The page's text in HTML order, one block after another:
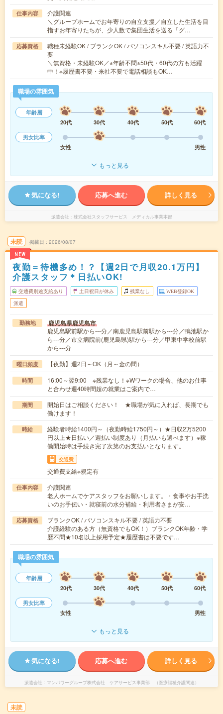
仕事内容
介護関連
＼グループホームでお年寄りの自立支援／自立した生活を目
指すお年寄りたちが、少人数で集団生活を送る「グ…
応募資格
職種未経験OK / ブランクOK / パソコンスキル不要 / 英語力不
要
＼無資格・未経験OK／※年齢不問※50代・60代の方も活躍
中！※履歴書不要・来社不要で電話相談もOK…
職場の雰囲気
年齢層
20代
30代 40代 50代
60代
男女比率
女性
男性
もっと見る
気になる! 応募へ進む 詳しく見る
派遣会社 株式会社スタッフサービス メディカル事業本部
未読
NEW
掲載日 2026/08/07
夜勤＝待機多め！？【週2日で月収20.1万円】
介護スタッフ＊日払いOK!
交通費別途支給あり 土日祝日が休み 残業なし WEB登録OK
派遣
勤務地 鹿児島県鹿児島市
鹿児島駅前駅から---分／南鹿児島駅前駅から---分／鴨池駅か
ら---分／市立病院前(鹿児島県)駅から---分／甲東中学校前駅
から---分
曜日頻度 【夜勤】週2日～OK（月～金の間）
時間
16:00～翌9:00 ※残業なし！※Wワークの場合、他のお仕事
と合わせ週40時間超の就業はご案内で…
期間
開始日はご相談ください！ ★職場が気に入れば、長期でも
働けます！
時給
経験者時給1400円～（夜勤時給1750円～）★日収2万5200
円以上★日払い／週払い制度あり（月払いも選べます）※稼
働開始時は手続き完了次第のお支払いとなります。
交通費
交通費支給※規定有
仕事内容
介護関連
老人ホームでケアスタッフをお願いします。・食事やお手洗
いのお手伝い・就寝前の水分補給・利用者さまが安…
応募資格
ブランクOK / パソコンスキル不要 / 英語力不要
介護経験のある方（無資格でもOK！）ブランクOK年齢・学
歴不問★10名以上採用予定★履歴書は不要です…
職場の雰囲気
年齢層
20代
30代 40代 50代
60代
男女比率
女性
男性
もっと見る
気になる! 応募へ進む 詳しく見る
派遣会社 マンパワーグループ株式会社 ケアサービス事業部 （医療福祉介護関連）
未読